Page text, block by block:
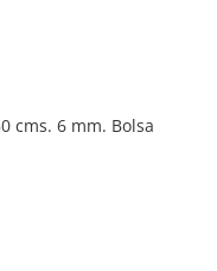
cms. 6 mm. Bolsa